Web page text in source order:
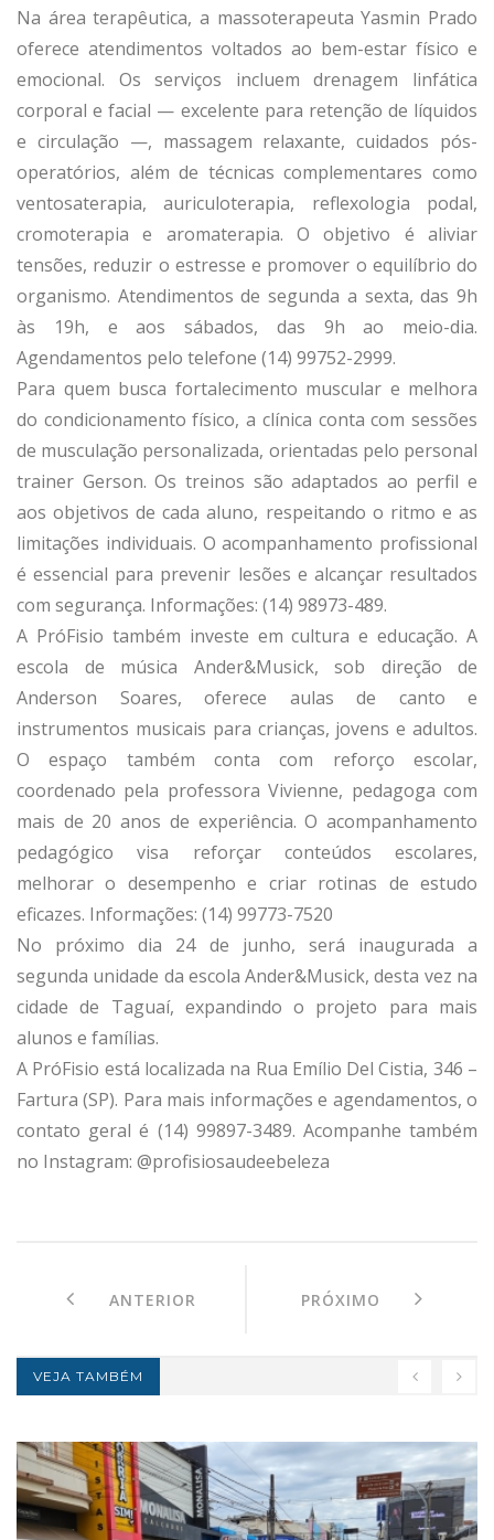
Na área terapêutica, a massoterapeuta Yasmin Prado
oferece atendimentos voltados ao bem-estar físico e
emocional. Os serviços incluem drenagem linfática
corporal e facial — excelente para retenção de líquidos
e circulação —, massagem relaxante, cuidados pós-
operatórios, além de técnicas complementares como
ventosaterapia, auriculoterapia, reflexologia podal,
cromoterapia e aromaterapia. O objetivo é aliviar
tensões, reduzir o estresse e promover o equilíbrio do
organismo. Atendimentos de segunda a sexta, das 9h
às 19h, e aos sábados, das 9h ao meio-dia.
Agendamentos pelo telefone (14) 99752-2999.
Para quem busca fortalecimento muscular e melhora
do condicionamento físico, a clínica conta com sessões
de musculação personalizada, orientadas pelo personal
trainer Gerson. Os treinos são adaptados ao perfil e
aos objetivos de cada aluno, respeitando o ritmo e as
limitações individuais. O acompanhamento profissional
é essencial para prevenir lesões e alcançar resultados
com segurança. Informações: (14) 98973-489.
A PróFisio também investe em cultura e educação. A
escola de música Ander&Musick, sob direção de
Anderson Soares, oferece aulas de canto e
instrumentos musicais para crianças, jovens e adultos.
O espaço também conta com reforço escolar,
coordenado pela professora Vivienne, pedagoga com
mais de 20 anos de experiência. O acompanhamento
pedagógico visa reforçar conteúdos escolares,
melhorar o desempenho e criar rotinas de estudo
eficazes. Informações: (14) 99773-7520
No próximo dia 24 de junho, será inaugurada a
segunda unidade da escola Ander&Musick, desta vez na
cidade de Taguaí, expandindo o projeto para mais
alunos e famílias.
A PróFisio está localizada na Rua Emílio Del Cistia, 346 –
Fartura (SP). Para mais informações e agendamentos, o
contato geral é (14) 99897-3489. Acompanhe também
no Instagram: @profisiosaudeebeleza
ANTERIOR PRÓXIMO
VEJA TAMBÉM